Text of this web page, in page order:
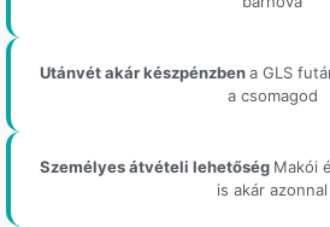
Utánvét akár készpénzbena GLS
a csomagod
Személyes átvételi lehetőség Makói
is akár azonnal